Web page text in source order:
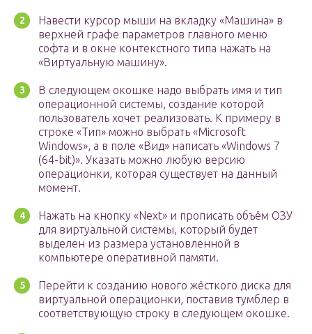
Навести курсор мыши на вкладку «Машина» в
верхней графе параметров главного меню
софта и в окне контекстного типа нажать на
«Виртуальную машину».
В следующем окошке надо выбрать имя и тип
операционной системы, создание которой
пользователь хочет реализовать. К примеру в
строке «Тип» можно выбрать «Microsoft
Windows», а в поле «Вид» написать «Windows 7
(64-bit)». Указать можно любую версию
операционки, которая существует на данный
момент.
Нажать на кнопку «Next» и прописать объём ОЗУ
для виртуальной системы, который будет
выделен из размера установленной в
компьютере оперативной памяти.
Перейти к созданию нового жёсткого диска для
виртуальной операционки, поставив тумблер в
соответствующую строку в следующем окошке.